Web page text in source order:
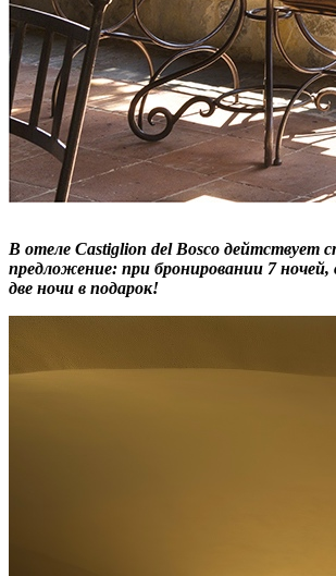
В отеле Castiglion del Bosco дейтствует
предложение: при бронировании 7
две ночи в подарок!